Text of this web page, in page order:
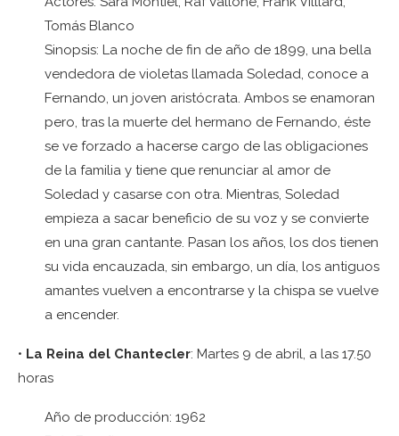
Tomás Blanco
Sinopsis: La noche de fin de año de 1899, una bella
vendedora de violetas llamada Soledad, conoce a
Fernando, un joven aristócrata. Ambos se enamoran
pero, tras la muerte del hermano de Fernando, éste
se ve forzado a hacerse cargo de las obligaciones
de la familia y tiene que renunciar al amor de
Soledad y casarse con otra. Mientras, Soledad
empieza a sacar beneficio de su voz y se convierte
en una gran cantante. Pasan los años, los dos tienen
su vida encauzada, sin embargo, un día, los antiguos
amantes vuelven a encontrarse y la chispa se vuelve
a encender.
• La Reina del Chantecler: Martes 9 de abril, a las 17.50
horas
Año de producción: 1962